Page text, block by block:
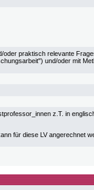
praktisch relevante
und/oder mit
z.T. in
für diese LV angerechnet